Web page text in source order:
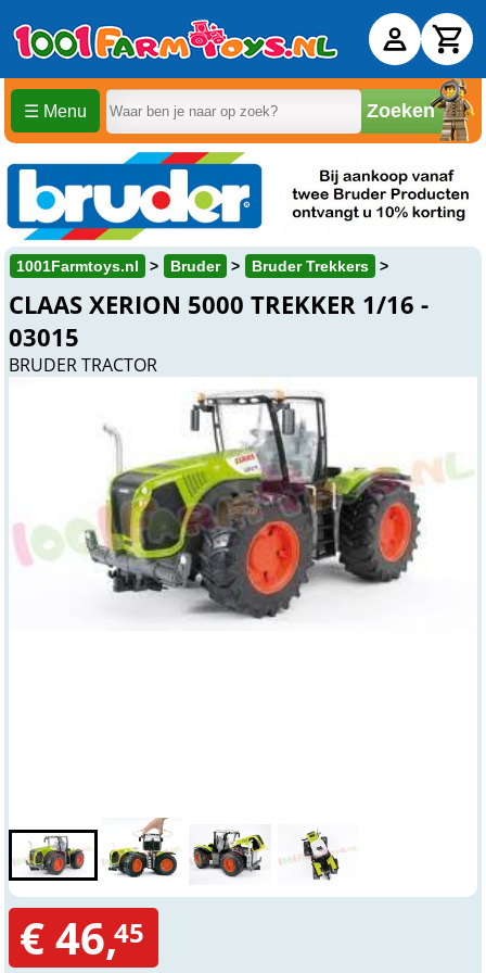
☰ Menu Zoeken
1001Farmtoys.nl Bruder Bruder Trekkers
CLAAS XERION 5000 TREKKER 1/16 -
03015
BRUDER TRACTOR
€ 46,45